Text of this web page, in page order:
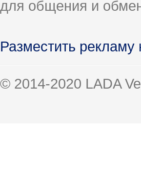
для общения и
Разместить рекламу
© 2014-2020 LADA